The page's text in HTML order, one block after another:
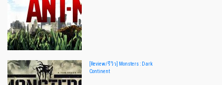
[Review/รีวิว] Monsters : Dark
Continent